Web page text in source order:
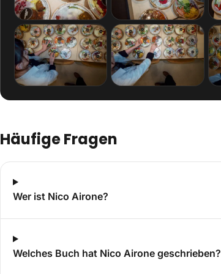
Häufige Fragen
Wer ist Nico Airone?
Welches Buch hat Nico Airone geschrieben?